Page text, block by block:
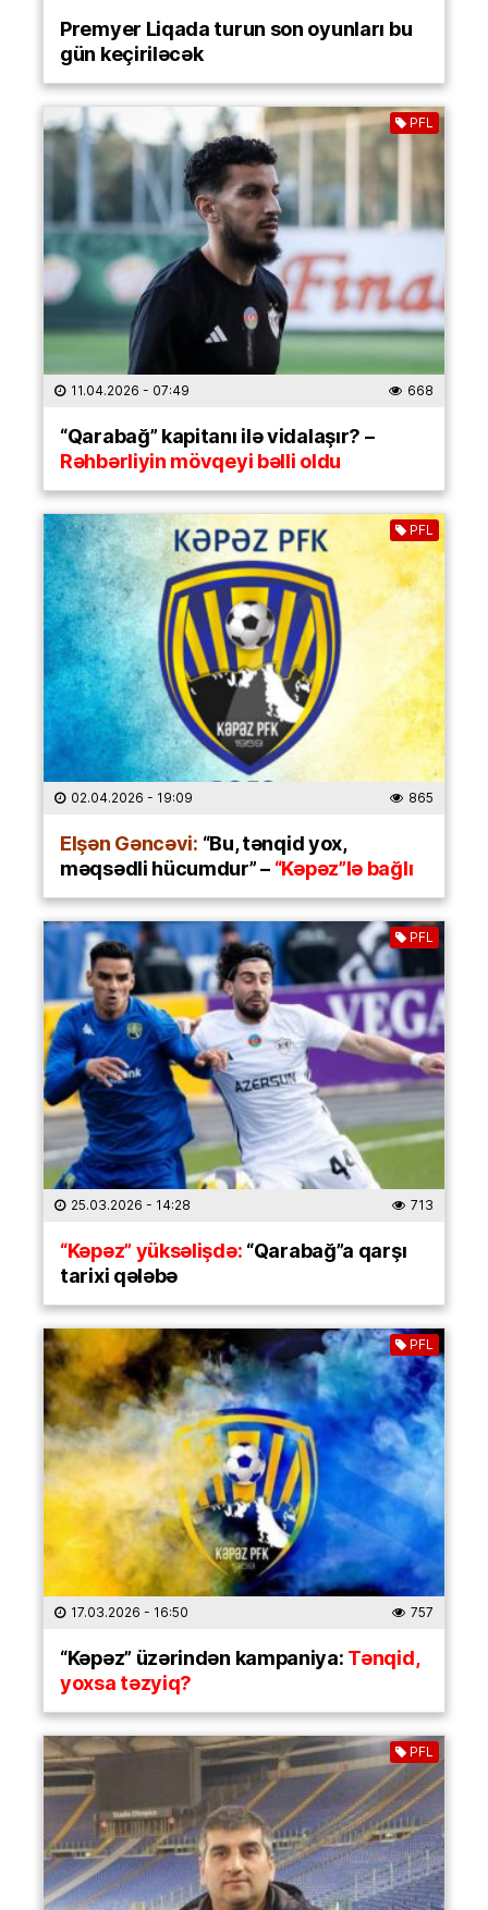
Premyer Liqada turun son oyunları bu
gün keçiriləcək
PFL
11.04.2026 - 07:49 668
“Qarabağ” kapitanı ilə vidalaşır? –
Rəhbərliyin mövqeyi bəlli oldu
PFL
02.04.2026 - 19:09 865
Elşən Gəncəvi: “Bu, tənqid yox,
məqsədli hücumdur” –“Kəpəz”lə bağlı
PFL
25.03.2026 - 14:28 713
“Kəpəz” yüksəlişdə:“Qarabağ”a qarşı
tarixi qələbə
PFL
17.03.2026 - 16:50 757
“Kəpəz” üzərindən kampaniya:Tənqid,
yoxsa təzyiq?
PFL